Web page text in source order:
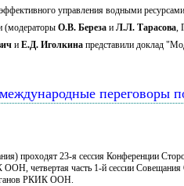
управления водными
(модераторы О.В. Береза и Л.Л. Тарасова,
и Е.Д. Иголкина представили доклад
переговоры
проходят 23-я сессия Конференции
четвертая часть 1-й сессии
РКИК ООН.